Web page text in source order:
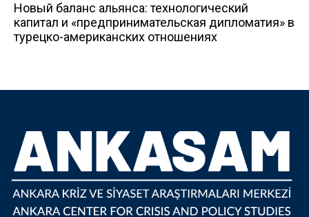
Новый баланс альянса: технологический
капитал и «предпринимательская дипломатия» в
турецко-американских отношениях